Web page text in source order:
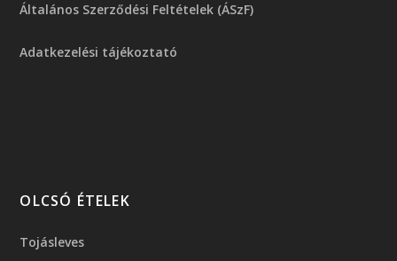
Általános Szerződési Feltételek (ÁSzF)
Adatkezelési tájékoztató
OLCSÓ ÉTELEK
Tojásleves